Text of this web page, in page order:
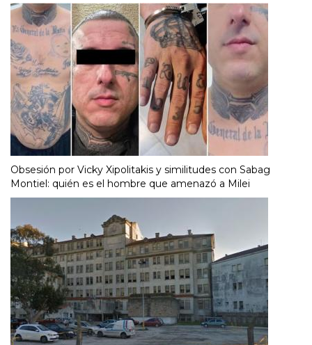
Obsesión por Vicky Xipolitakis y similitudes con Sabag
Montiel: quién es el hombre que amenazó a Milei